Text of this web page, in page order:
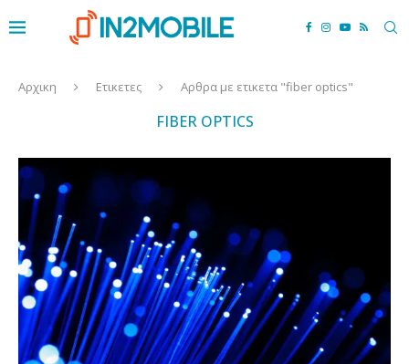
Αρχικη Ετικετες Αρθρα με ετικετα "fiber optics"
FIBER OPTICS